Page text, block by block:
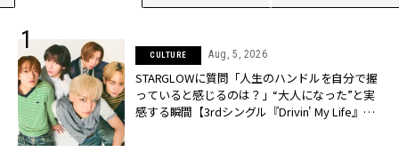
CULTURE Aug, 5, 2026
STARGLOWに質問「人生のハンドルを自分で握
っていると感じるのは？」“大️人になった”と実
感する瞬間【3rdシングル『Drivin' My Life』発